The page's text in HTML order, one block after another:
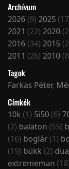
Archívum
2026 (9) 2025
2021 (22) 2020
2016 (34) 2015
2011 (26) 2010
Tagok
Farkas Péter,
Címkék
10k (1) 5i50 (6)
(2) balaton (55)
(16) boglár (1)
(19) bükk (2)
extrememan